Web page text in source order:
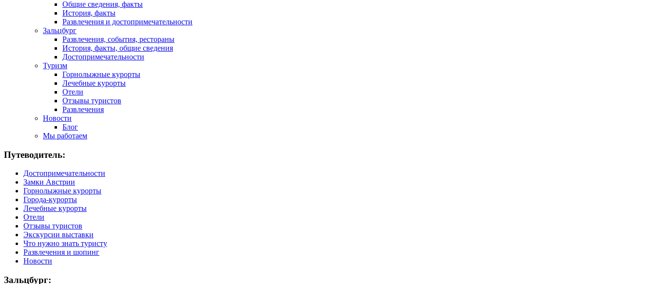
Общие сведения, факты
История, факты
Развлечения и достопримечательности
Зальцбург
Развлечения, события, рестораны
История, факты, общие сведения
Достопримечательности
Туризм
Горнолыжные курорты
Лечебные курорты
Отели
Отзывы туристов
Развлечения
Новости
Блог
Мы работаем
Путеводитель:
Достопримечательности
Замки Австрии
Горнолыжные курорты
Города-курорты
Лечебные курорты
Отели
Отзывы туристов
Экскурсии выставки
Что нужно знать туристу
Развлечения и шопинг
Новости
Зальцбург: